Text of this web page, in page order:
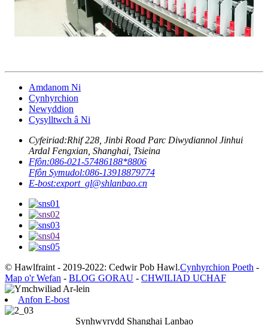
Amdanom Ni
Cynhyrchion
Newyddion
Cysylltwch â Ni
Cyfeiriad:Rhif 228, Jinbi Road Parc Diwydiannol Jinhui
Ardal Fengxian, Shanghai, Tsieina
Ffôn:086-021-57486188*8806
Ffôn Symudol:086-13918879774
E-bost:export_gl@shlanbao.cn
© Hawlfraint - 2019-2022: Cedwir Pob Hawl.Cynhyrchion Poeth -
Map o'r Wefan - BLOG GORAU - CHWILIAD UCHAF
Anfon E-bost
Synhwyrydd Shanghai Lanbao